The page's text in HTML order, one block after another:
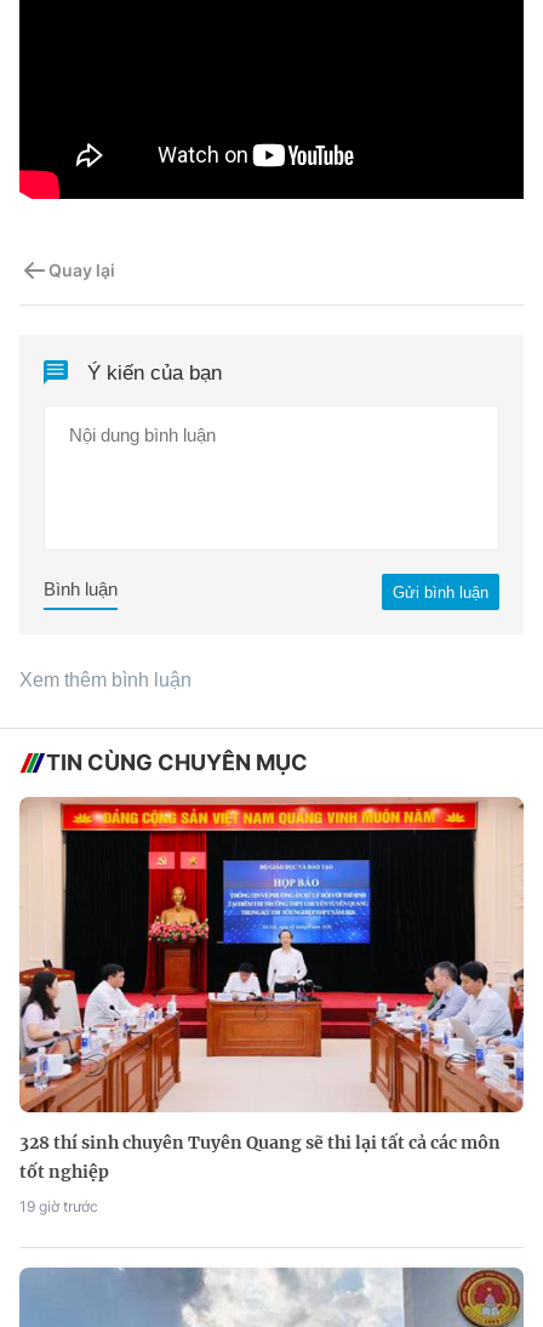
Quay lại
Ý kiến của bạn
Gửi bình luận
Bình luận
Xem thêm bình luận
TIN CÙNG CHUYÊN MỤC
328 thí sinh chuyên Tuyên Quang sẽ thi lại tất cả các môn
tốt nghiệp
19 giờ trước